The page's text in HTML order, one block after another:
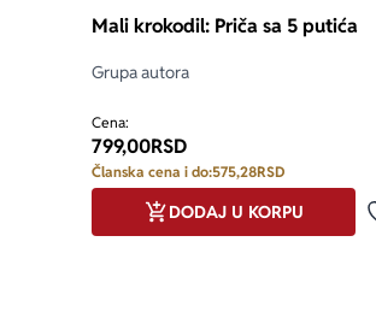
Mali krokodil: Priča sa 5 putića
Grupa autora
Cena:
799,00RSD
Članska cena i do:575,28RSD
DODAJ U KORPU